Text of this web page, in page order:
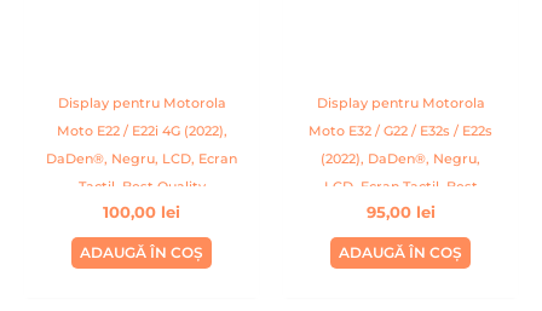
Display pentru Motorola
Moto E22 / E22i 4G (2022),
DaDen®, Negru, LCD, Ecran
Tactil, Best Quality
100,00 lei
ADAUGĂ ÎN COȘ
Display pentru Motorola
Moto E32 / G22 / E32s / E22s
(2022), DaDen®, Negru,
LCD, Ecran Tactil, Best
Quality
95,00 lei
ADAUGĂ ÎN COȘ